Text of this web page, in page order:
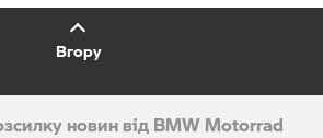
Вгору
новин від BMW Motorrad